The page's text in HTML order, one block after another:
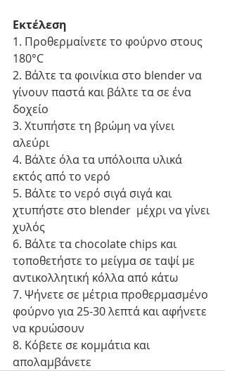
Εκτέλεση
1. Προθερμαίνετε το φούρνο στους
180°C
2. Βάλτε τα φοινίκια στο blender να
γίνουν παστά και βάλτε τα σε ένα
δοχείο
3. Χτυπήστε τη βρώμη να γίνει
αλεύρι
4. Βάλτε όλα τα υπόλοιπα υλικά
εκτός από το νερό
5. Βάλτε το νερό σιγά σιγά και
χτυπήστε στο blender  μέχρι να γίνει
χυλός
6. Βάλτε τα chocolate chips και
τοποθετήστε το μείγμα σε ταψί με
αντικολλητική κόλλα από κάτω
7. Ψήνετε σε μέτρια προθερμασμένο
φούρνο για 25-30 λεπτά και αφήνετε
να κρυώσουν
8. Κόβετε σε κομμάτια και
απολαμβάνετε